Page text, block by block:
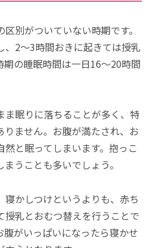
別がついていない時期です。
、2～3時間おきに起きては授乳
期の睡眠時間は一日16～20時間
ま眠りに落ちることが多く、特
りません。お腹が満たされ、お
と眠ってしまいます。抱っこ
うことも多いでしょう。
寝かしつけというよりも、赤ち
授乳とおむつ替えを行うことで
腹がいっぱいになったら寝かせ